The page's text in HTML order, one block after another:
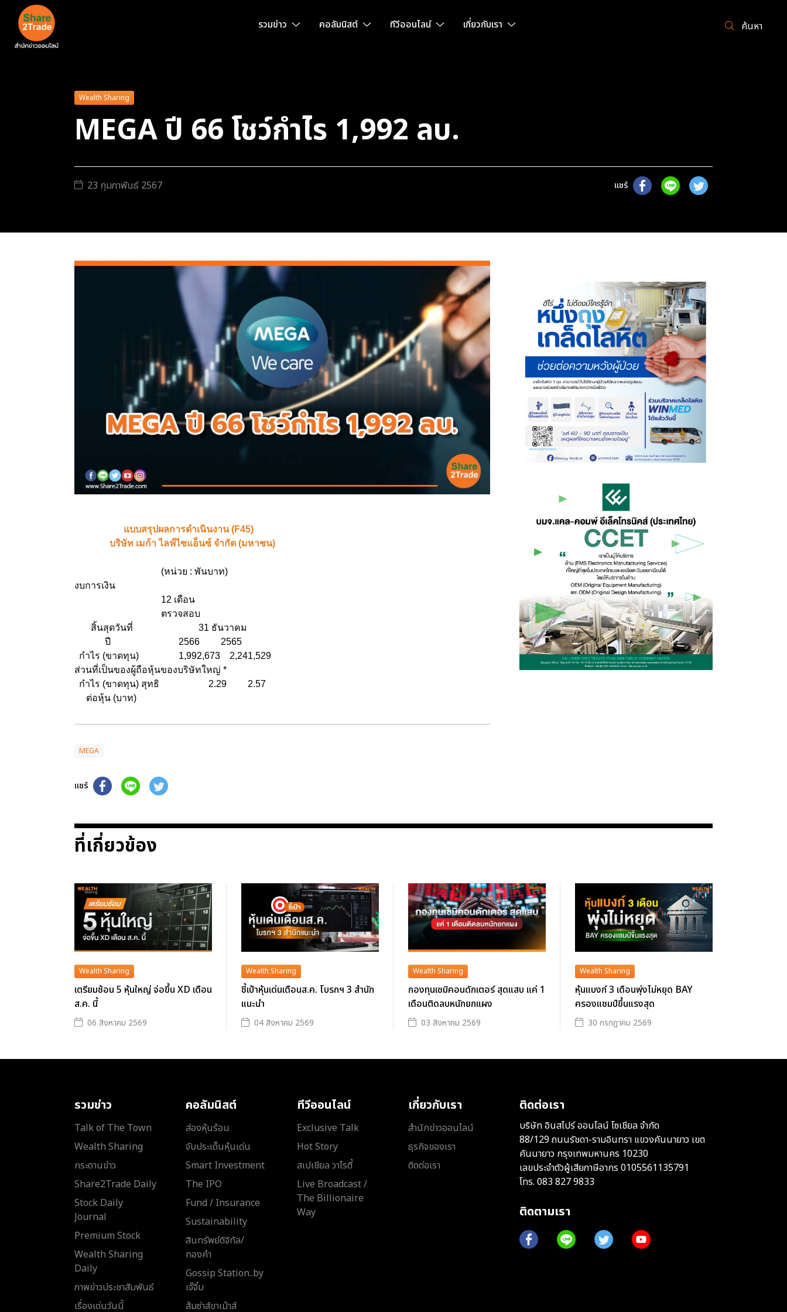
รวมข่าว คอลัมนิสต์ ทีวีออนไลน์ เกี่ยวกับเรา ค้นหา
Wealth Sharing
MEGA ปี 66 โชว์กำไร 1,992 ลบ.
23 กุมภาพันธ์ 2567 แชร์
แบบสรุปผลการดำเนินงาน (F45)
บริษัท เมก้า ไลฟ์ไซแอ็นซ์ จำกัด (มหาชน)
(หน่วย : พันบาท)
งบการเงิน
12 เดือน
ตรวจสอบ
สิ้นสุดวันที่ 31 ธันวาคม
ปี 2566 2565
กำไร (ขาดทุน) 1,992,673 2,241,529
ส่วนที่เป็นของผู้ถือหุ้นของบริษัทใหญ่ *
กำไร (ขาดทุน) สุทธิ 2.29 2.57
ต่อหุ้น (บาท)
MEGA
แชร์
ที่เกี่ยวข้อง
Wealth Sharing
เตรียมช้อน 5 หุ้นใหญ่ จ่อขึ้น XD เดือน
ส.ค. นี้
06 สิงหาคม 2569
Wealth Sharing
ชี้เป้าหุ้นเด่นเดือนส.ค. โบรกฯ 3 สำนัก
แนะนำ
04 สิงหาคม 2569
Wealth Sharing
กองทุนเซมิคอนดักเตอร์ สุดแสบ แค่ 1
เดือนติดลบหนักยกแผง
03 สิงหาคม 2569
Wealth Sharing
หุ้นแบงก์ 3 เดือนพุ่งไม่หยุด BAY
ครองแชมป์ขึ้นแรงสุด
30 กรกฎาคม 2569
รวมข่าว
Talk of The Town
Wealth Sharing
กระดานข่าว
Share2Trade Daily
Stock Daily
Journal
Premium Stock
Wealth Sharing
Daily
ภาพข่าวประชาสัมพันธ์
เรื่องเด่นวันนี้
คอลัมนิสต์
ส่องหุ้นร้อน
จับประเด็นหุ้นเด่น
Smart Investment
The IPO
Fund / Insurance
Sustainability
สินทรัพย์ดิจิทัล/
ทองคำ
Gossip Station..by
เจ๊จิ๋ม
ส้มซ่าส์ขาเม้าส์
ทีวีออนไลน์
Exclusive Talk
Hot Story
สเปเชียล วาไรตี้
Live Broadcast /
The Billionaire
Way
เกี่ยวกับเรา
สำนักข่าวออนไลน์
ธุรกิจของเรา
ติดต่อเรา
ติดต่อเรา
บริษัท อินสไปร์ ออนไลน์ โซเชียล จำกัด
88/129 ถนนรัชดา-รามอินทรา แขวงคันนายาว เขต
คันนายาว กรุงเทพมหานคร 10230
เลขประจำตัวผู้เสียภาษีอากร 0105561135791
โทร. 083 827 9833
ติดตามเรา